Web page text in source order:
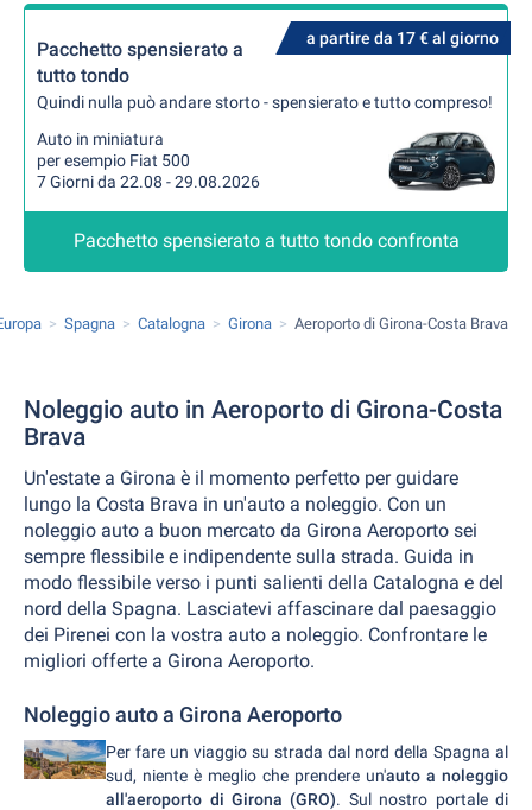
a partire da 17 € al giorno
Pacchetto spensierato a
tutto tondo
Quindi nulla può andare storto - spensierato e tutto compreso!
Auto in miniatura
per esempio Fiat 500
7 Giorni da 22.08 - 29.08.2026
Pacchetto spensierato a tutto tondo confronta
Spagna Catalogna Girona Aeroporto di Girona-Costa Brava
Noleggio auto in Aeroporto di Girona-Costa
Brava
Un'estate a Girona è il momento perfetto per guidare
lungo la Costa Brava in un'auto a noleggio. Con un
noleggio auto a buon mercato da Girona Aeroporto sei
sempre flessibile e indipendente sulla strada. Guida in
modo flessibile verso i punti salienti della Catalogna e del
nord della Spagna. Lasciatevi affascinare dal paesaggio
dei Pirenei con la vostra auto a noleggio. Confrontare le
migliori offerte a Girona Aeroporto.
Noleggio auto a Girona Aeroporto
Per fare un viaggio su strada dal nord della Spagna al
sud, niente è meglio che prendere un'auto a noleggio
all'aeroporto di Girona (GRO). Sul nostro portale di